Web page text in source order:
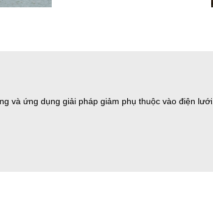
và ứng dụng giải pháp giảm phụ thuộc vào điện lưới.